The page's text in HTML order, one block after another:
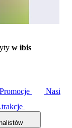
w ibis
Promocje
Nasi